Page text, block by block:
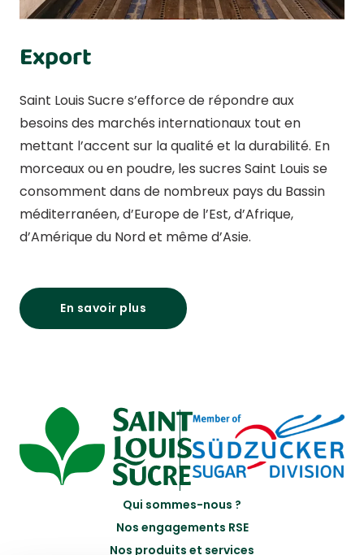
Export
Saint Louis Sucre s’efforce de répondre aux
besoins des marchés internationaux tout en
mettant l’accent sur la qualité et la durabilité. En
morceaux ou en poudre, les sucres Saint Louis se
consomment dans de nombreux pays du Bassin
méditerranéen, d’Europe de l’Est, d’Afrique,
d’Amérique du Nord et même d’Asie.
En savoir plus
Qui sommes-nous ?
Nos engagements RSE
Nos produits et services